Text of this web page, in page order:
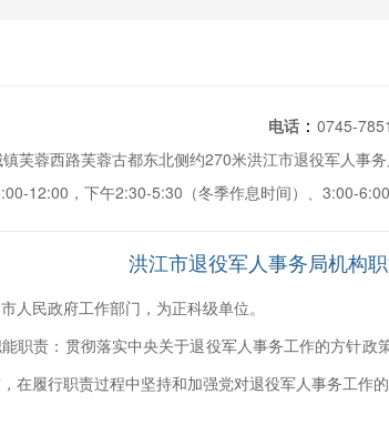
电话 ： 0745-
芙蓉西路芙蓉古都东北侧约270米洪江市退役军人事
12:00，下午2:30-5:30（冬季作息时间）、3:00-6:00
洪江市退役军人事务局机构
人民政府工作部门，为正科级单位。
职责：贯彻落实中央关于退役军人事务工作的方针
在履行职责过程中坚持和加强党对退役军人事务工作的